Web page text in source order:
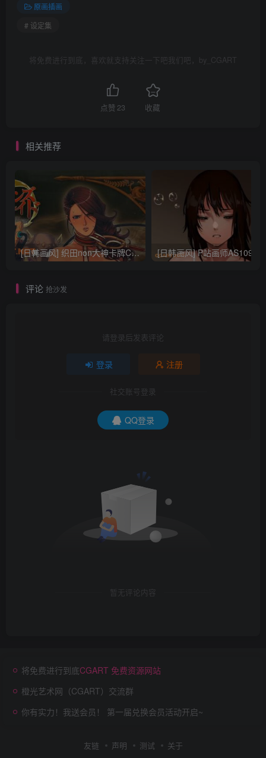
原画插画
# 设定集
将免费进行到底，喜欢就支持关注一下吧我们吧，by_CGART
点赞23 收藏
相关推荐
[日韩画风] 织田non大神卡牌CG插画设计画集256P 161M_CG原画资源
评论 抢沙发
请登录后发表评论
登录 注册
社交账号登录
QQ登录
暂无评论内容
将免费进行到底CGART 免费资源网站
橙光艺术网（CGART）交流群
你有实力！我送会员！ 第一届兑换会员活动开启~
友链 声明 测试 关于